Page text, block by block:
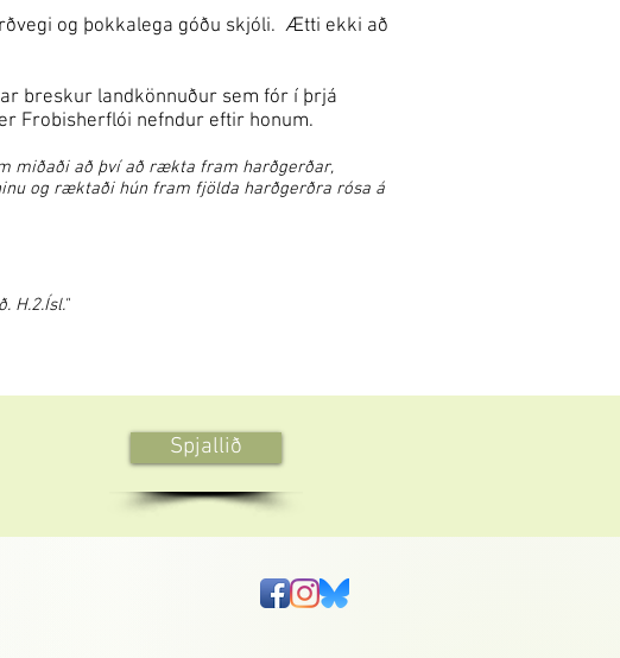
og þokkalega góðu skjóli. Ætti ekki að
breskur landkönnuður sem fór í þrjá
Frobisherflói nefndur eftir honum.
miðaði að því að rækta fram harðgerðar,
og ræktaði hún fram fjölda harðgerðra rósa á
H.2.Ísl."
Spjallið